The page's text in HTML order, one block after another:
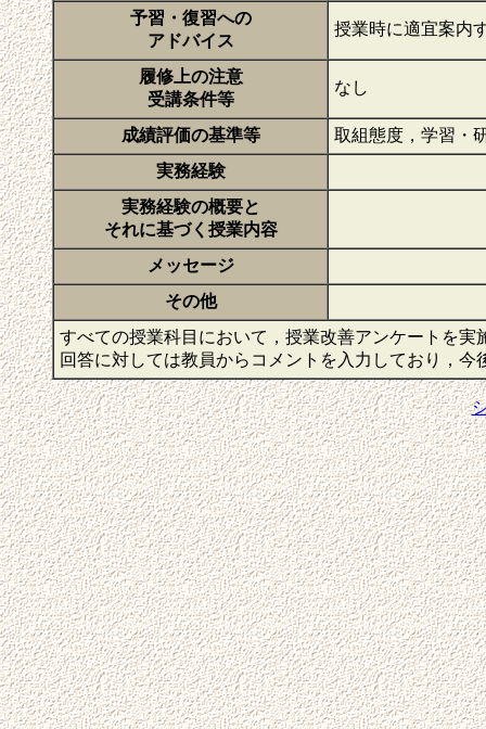
予習・復習への
アドバイス
授業時に適宜案内
履修上の注意
受講条件等
なし
成績評価の基準等
取組態度，学習・
実務経験
実務経験の概要と
それに基づく授業内容
メッセージ
その他
すべての授業科目において，授業改善アンケートを
回答に対しては教員からコメントを入力しており，